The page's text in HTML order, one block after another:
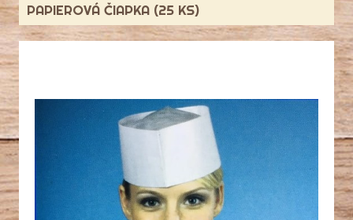
PAPIEROVÁ ČIAPKA (25 KS)